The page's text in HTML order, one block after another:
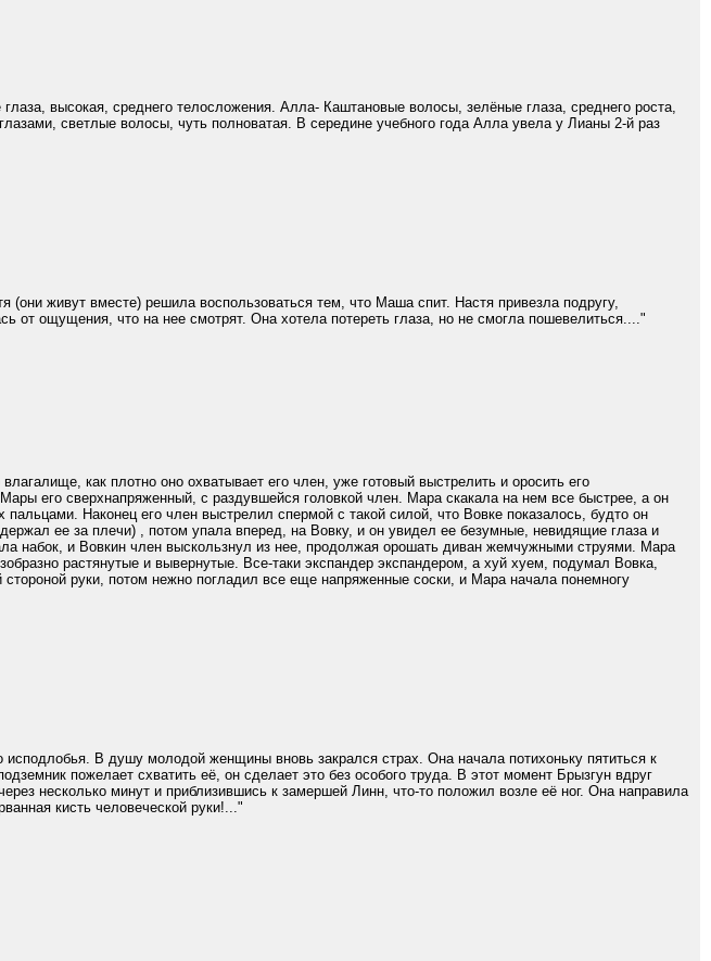
высокая, среднего телосложения. Алла- Каштановые волосы, зелёные глаза, среднего роста,
светлые волосы, чуть полноватая. В середине учебного года Алла увела у Лианы 2-й раз
живут вместе) решила воспользоваться тем, что Маша спит. Настя привезла подругу,
от ощущения, что на нее смотрят. Она хотела потереть глаза, но не смогла пошевелиться...."
как плотно оно охватывает его член, уже готовый выстрелить и оросить его
его сверхнапряженный, с раздувшейся головкой член. Мара скакала на нем все быстрее, а он
Наконец его член выстрелил спермой с такой силой, что Вовке показалось, будто он
ее за плечи) , потом упала вперед, на Вовку, и он увидел ее безумные, невидящие глаза и
набок, и Вовкин член выскользнул из нее, продолжая орошать диван жемчужными струями. Мара
растянутые и вывернутые. Все-таки экспандер экспандером, а хуй хуем, подумал Вовка,
руки, потом нежно погладил все еще напряженные соски, и Мара начала понемногу
В душу молодой женщины вновь закрался страх. Она начала потихоньку пятиться к
пожелает схватить её, он сделает это без особого труда. В этот момент Брызгун вдруг
несколько минут и приблизившись к замершей Линн, что-то положил возле её ног. Она направила
кисть человеческой руки!..."